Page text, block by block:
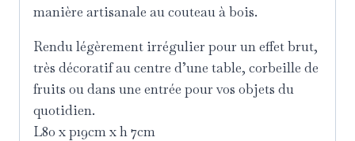
manière artisanale au couteau à bois.
Rendu légèrement irrégulier pour un effet brut,
très décoratif au centre d’une table, corbeille de
fruits ou dans une entrée pour vos objets du
quotidien.
L80 x p19cm x h 7cm